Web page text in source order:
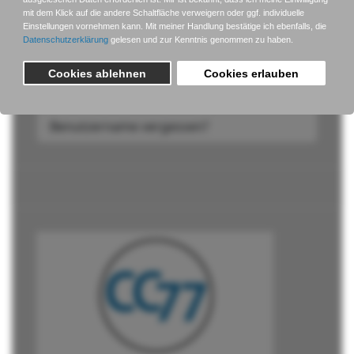
Anmelden
Benutzername vergessen?